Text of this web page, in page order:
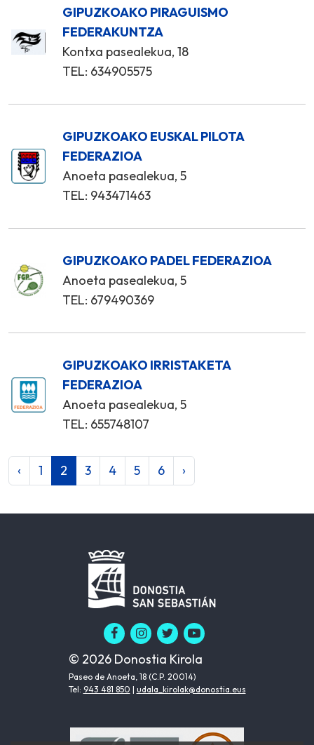
GIPUZKOAKO PIRAGUISMO
FEDERAKUNTZA
Kontxa pasealekua, 18
TEL: 634905575
GIPUZKOAKO EUSKAL PILOTA
FEDERAZIOA
Anoeta pasealekua, 5
TEL: 943471463
GIPUZKOAKO PADEL FEDERAZIOA
Anoeta pasealekua, 5
TEL: 679490369
GIPUZKOAKO IRRISTAKETA
FEDERAZIOA
Anoeta pasealekua, 5
TEL: 655748107
‹ 1 2 3 4 5 6 ›
© 2026 Donostia Kirola
Paseo de Anoeta, 18 (C.P. 20014)
Tel: 943 481 850 | udala_kirolak@donostia.eus